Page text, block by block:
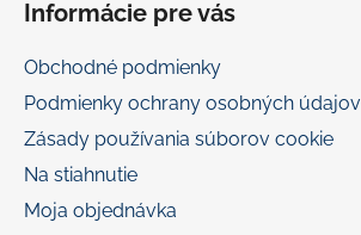
Informácie pre vás
Obchodné podmienky
Podmienky ochrany osobných údajov
Zásady používania súborov cookie
Na stiahnutie
Moja objednávka